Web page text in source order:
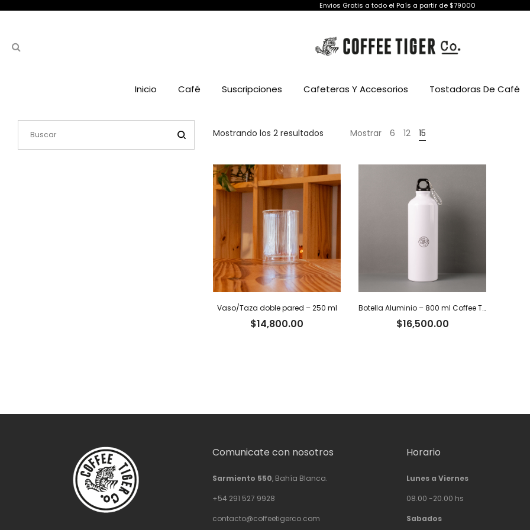
Envios Gratis a todo el País a partir de $79000
Inicio Café Suscripciones Cafeteras Y Accesorios Tostadoras De Café
Mostrando los 2 resultados Ordenado
media
Mostrar 6 12 15
Vaso/Taza doble pared – 250 ml
$14,800.00
Botella Aluminio – 800 ml Coffee Tiger Co.
$16,500.00
Comunicate con nosotros
Sarmiento 550, Bahía Blanca.
+54 291 527 9928
contacto@coffeetigerco.com
Horario
Lunes a Viernes
08.00 -20.00 hs
Sabados